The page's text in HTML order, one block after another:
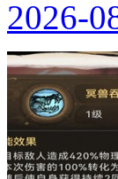
2026-